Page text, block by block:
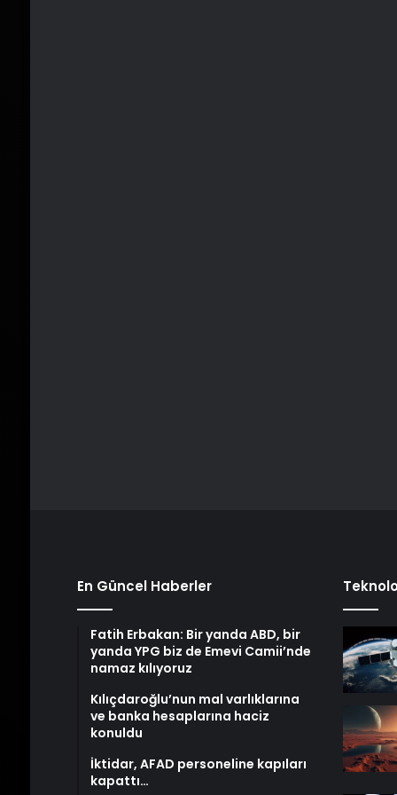
En Güncel Haberler
Fatih Erbakan: Bir yanda ABD, bir
yanda YPG biz de Emevi Camii’nde
namaz kılıyoruz
Kılıçdaroğlu’nun mal varlıklarına
ve banka hesaplarına haciz
konuldu
İktidar, AFAD personeline kapıları
kapattı…